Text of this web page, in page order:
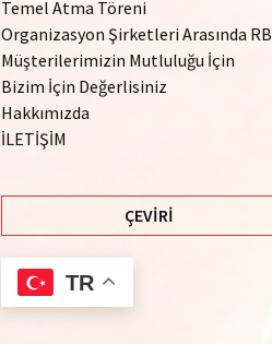
Temel Atma Töreni
Organizasyon Şirketleri Arasında RB
Müşterilerimizin Mutluluğu İçin
Bizim İçin Değerlisiniz
Hakkımızda
İLETİŞİM
ÇEVIRI
TR